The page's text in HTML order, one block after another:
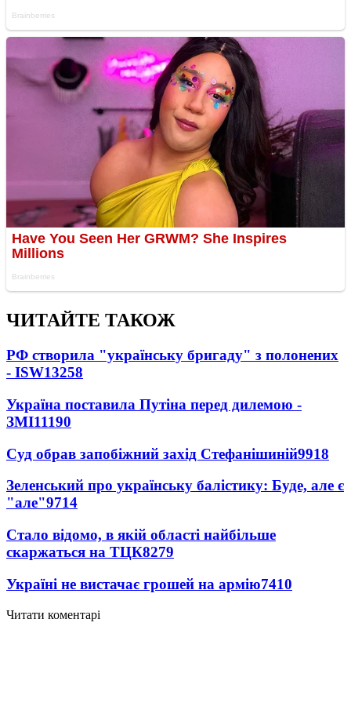
ЧИТАЙТЕ ТАКОЖ
РФ створила "українську бригаду" з полонених
- ISW13258
Україна поставила Путіна перед дилемою -
ЗМІ11190
Суд обрав запобіжний захід Стефанішиній9918
Зеленський про українську балістику: Буде, але є
"але"9714
Стало відомо, в якій області найбільше
скаржаться на ТЦК8279
Україні не вистачає грошей на армію7410
Читати коментарі